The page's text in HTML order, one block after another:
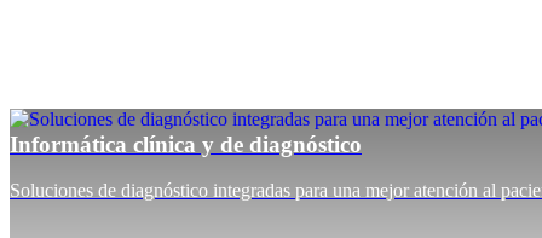
Informática clínica y de diagnóstico
Soluciones de diagnóstico integradas para una mejor atención al